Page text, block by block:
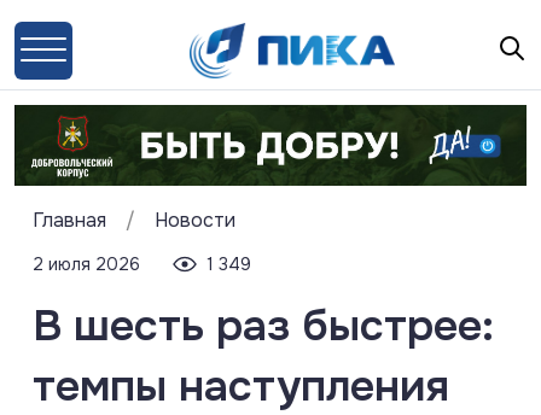
Главная / Новости
2 июля 2026 1 349
В шесть раз быстрее:
темпы наступления